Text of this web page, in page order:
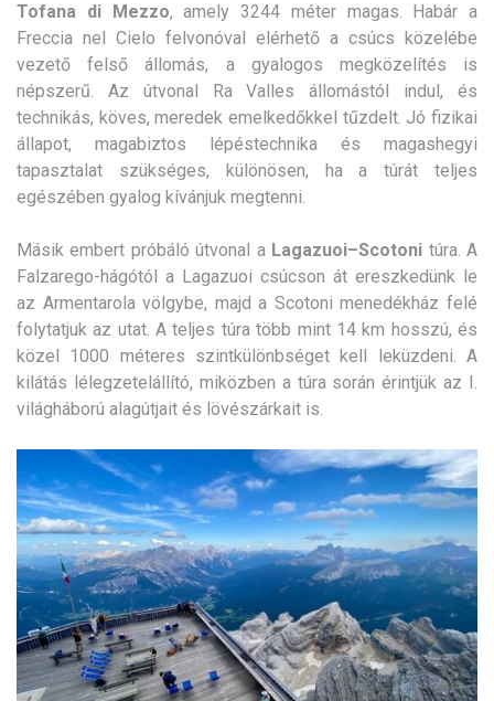
Tofana di Mezzo, amely 3244 méter magas. Habár a
Freccia nel Cielo felvonóval elérhető a csúcs közelébe
vezető felső állomás, a gyalogos megközelítés is
népszerű. Az útvonal Ra Valles állomástól indul, és
technikás, köves, meredek emelkedőkkel tűzdelt. Jó fizikai
állapot, magabiztos lépéstechnika és magashegyi
tapasztalat szükséges, különösen, ha a túrát teljes
egészében gyalog kívánjuk megtenni.
Másik embert próbáló útvonal a Lagazuoi–Scotoni túra. A
Falzarego-hágótól a Lagazuoi csúcson át ereszkedünk le
az Armentarola völgybe, majd a Scotoni menedékház felé
folytatjuk az utat. A teljes túra több mint 14 km hosszú, és
közel 1000 méteres szintkülönbséget kell leküzdeni. A
kilátás lélegzetelállító, miközben a túra során érintjük az I.
világháború alagútjait és lövészárkait is.